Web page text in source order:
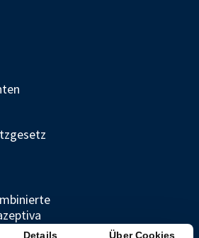
Details Über Cookies